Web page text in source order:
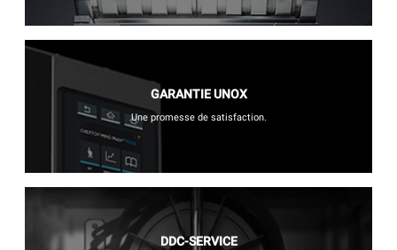
GARANTIE UNOX
Une promesse de satisfaction.
DDC-SERVICE